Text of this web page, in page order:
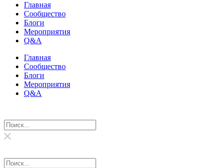
Главная
Сообщество
Блоги
Мероприятия
Q&A
Главная
Сообщество
Блоги
Мероприятия
Q&A